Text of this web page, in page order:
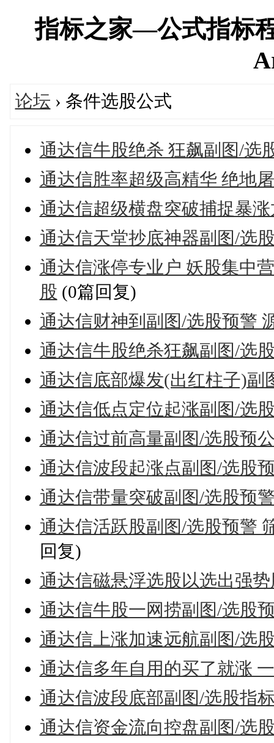
指标之家—公式指标
论坛 › 条件选股公式
通达信牛股绝杀 狂飙副图/选
通达信胜率超级高精华 绝地
通达信超级横盘突破捕捉暴
通达信天堂抄底神器副图/选
通达信涨停专业户 妖股集中
股 (0篇回复)
通达信财神到副图/选股预警
通达信牛股绝杀狂飙副图/选
通达信底部爆发(出红柱子)副
通达信低点定位起涨副图/选
通达信过前高量副图/选股预
通达信波段起涨点副图/选股
通达信带量突破副图/选股预
通达信活跃股副图/选股预警
回复)
通达信磁悬浮选股以选出强势
通达信牛股一网捞副图/选股
通达信上涨加速远航副图/选
通达信多年自用的买了就涨
通达信波段底部副图/选股指
通达信资金流向控盘副图/选